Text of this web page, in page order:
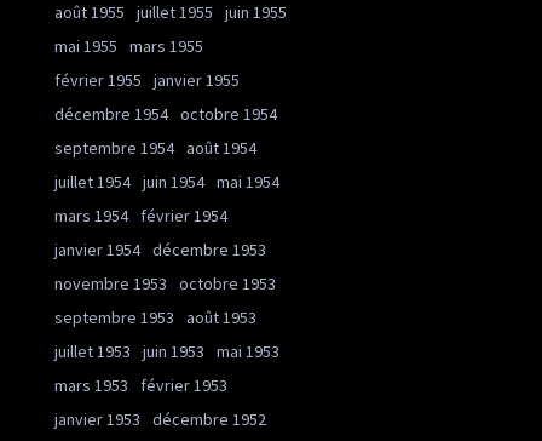
août 1955
juillet 1955
juin 1955
mai 1955
mars 1955
février 1955
janvier 1955
décembre 1954 octobre 1954
septembre 1954 août 1954
juillet 1954 juin 1954 mai 1954
mars 1954
février 1954
janvier 1954 décembre 1953
novembre 1953
octobre 1953
septembre 1953
août 1953
juillet 1953
juin 1953
mai 1953
mars 1953
février 1953
janvier 1953
décembre 1952